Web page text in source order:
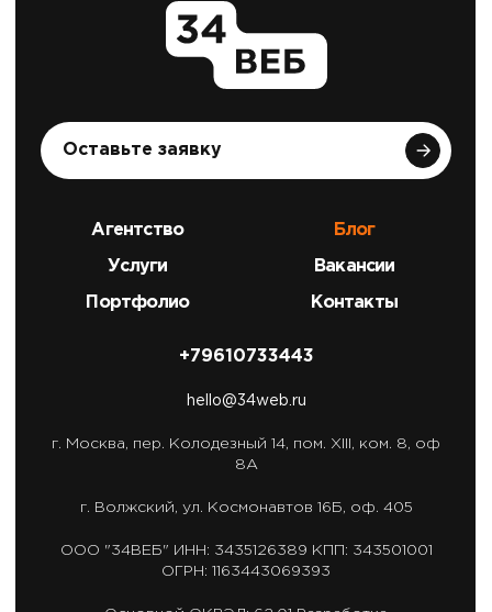
Оставьте заявку
Агентство
Услуги
Портфолио
Блог
Вакансии
Контакты
+79610733443
hello@34web.ru
г. Москва, пер. Колодезный 14, пом. XIII, ком. 8, оф
8А
г. Волжский, ул. Космонавтов 16Б, оф. 405
ООО "34ВЕБ" ИНН: 3435126389 КПП: 343501001
ОГРН: 1163443069393